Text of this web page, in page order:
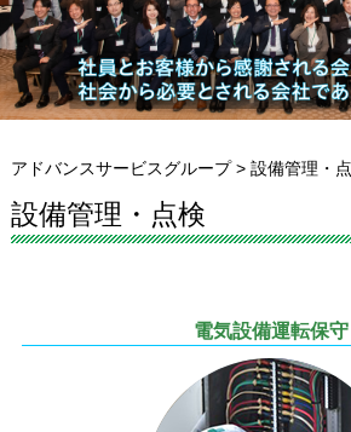
アドバンスサービスグループ> 設備管理・
設備管理・点検
電気設備運転保守